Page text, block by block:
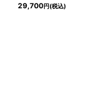
29,700円(税込)